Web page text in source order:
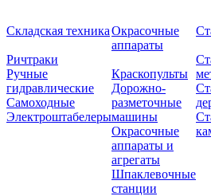
Складская техника
Ричтраки
Ручные
гидравлические
Самоходные
Электроштабелеры
Окрасочные
аппараты
Краскопульты
Дорожно-
разметочные
машины
Окрасочные
аппараты и
агрегаты
Шпаклевочные
станции